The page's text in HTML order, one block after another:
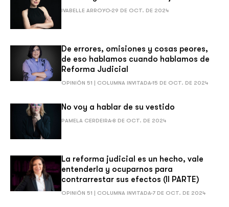
IVABELLE ARROYO 29 DE OCT. DE 2024
De errores, omisiones y cosas peores,
de eso hablamos cuando hablamos de
Reforma Judicial
OPINIÓN 51 | COLUMNA INVITADA15 DE OCT. DE 2024
No voy a hablar de su vestido
PAMELA CERDEIRA 8 DE OCT. DE 2024
La reforma judicial es un hecho, vale
entenderla y ocuparnos para
contrarrestar sus efectos (II PARTE)
OPINIÓN 51 | COLUMNA INVITADA 7 DE OCT. DE 2024